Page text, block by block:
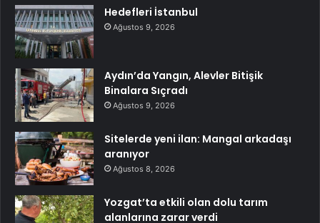
Hedefleri İstanbul
Ağustos 9, 2026
Aydın’da Yangın, Alevler Bitişik
Binalara Sıçradı
Ağustos 9, 2026
Sitelerde yeni ilan: Mangal arkadaşı
aranıyor
Ağustos 8, 2026
Yozgat’ta etkili olan dolu tarım
alanlarına zarar verdi